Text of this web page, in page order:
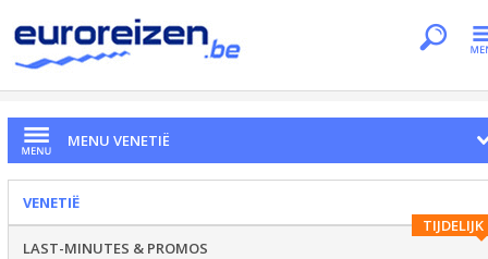
MENU VENETIË
VENETIË
TIJDELIJK
LAST-MINUTES & PROMOS